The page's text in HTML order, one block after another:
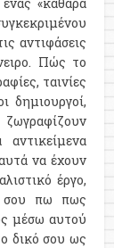
αντιφάσεις
Πώς το
ταινίες
δημιουργοί,
ζωγραφίζουν
να έχουν
έργο,
σου πω πως
μέσω αυτού
δικό σου ως